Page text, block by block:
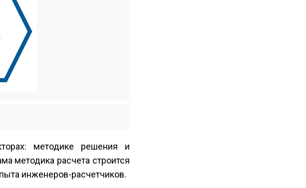
методике решения и
методика расчета строится
инженеров-расчетчиков.